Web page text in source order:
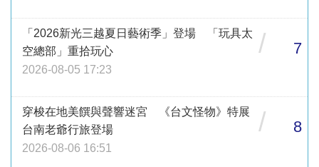
「2026新光三越夏日藝術季」登場 「玩具太
空總部」重拾玩心
2026-08-05 17:23
/ 7
穿梭在地美饌與聲響迷宮 《台文怪物》特展
台南老爺行旅登場
2026-08-06 16:51
/ 8